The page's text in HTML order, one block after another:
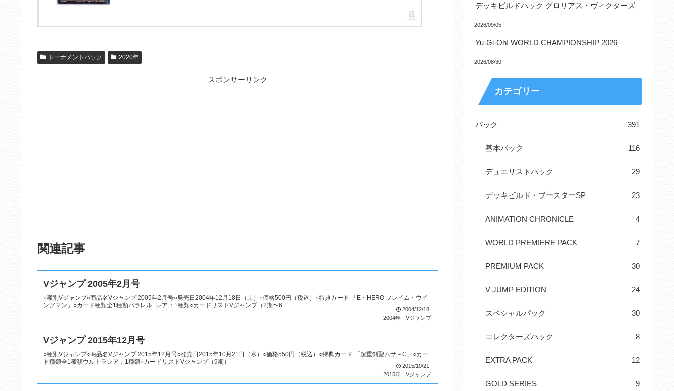
トーナメントパック 2020年
スポンサーリンク
関連記事
Vジャンプ 2005年2月号
○種別Vジャンプ○商品名Vジャンプ 2005年2月号○発売日2004年12月18日（土）○価格500円（税込）○特典カード 「E・HERO フレイム・ウイ
ングマン」○カード種類全1種類パラレル+レア：1種類○カードリストVジャンプ（2期〜6...
2004/12/18
2004年
Vジャンプ
Vジャンプ 2015年12月号
○種別Vジャンプ○商品名Vジャンプ 2015年12月号○発売日2015年10月21日（水）○価格550円（税込）○特典カード 「超重剣聖ムサ－C」○カー
ド種類全1種類ウルトラレア：1種類○カードリストVジャンプ（9期）
2015/10/21
2015年
Vジャンプ
デッキビルドパック グロリアス・ヴィクターズ
2026/09/05
Yu-Gi-Oh! WORLD CHAMPIONSHIP 2026
2026/08/30
カテゴリー
パック 391
基本パック 116
デュエリストパック 29
デッキビルド・ブースターSP 23
ANIMATION CHRONICLE 4
WORLD PREMIERE PACK 7
PREMIUM PACK 30
V JUMP EDITION 24
スペシャルパック 30
コレクターズパック 8
EXTRA PACK 12
GOLD SERIES 9